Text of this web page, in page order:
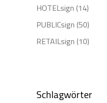
HOTELsign (14)
PUBLICsign (50)
RETAILsign (10)
Schlagwörter